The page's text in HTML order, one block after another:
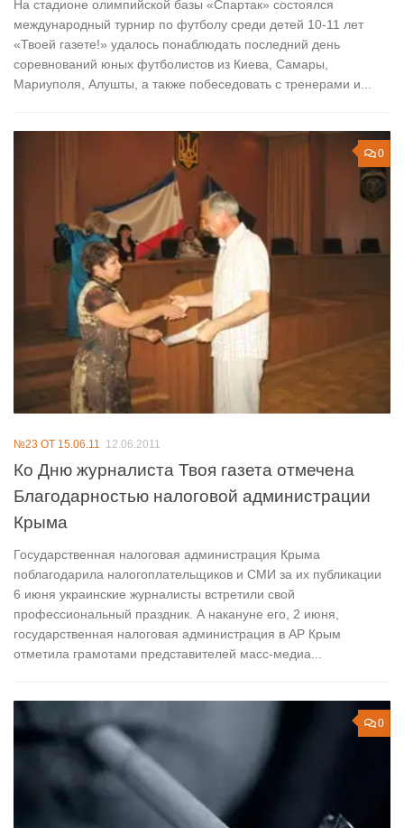
На стадионе олимпийской базы «Спартак» состоялся
международный турнир по футболу среди детей 10-11 лет
«Твоей газете!» удалось понаблюдать последний день
соревнований юных футболистов из Киева, Самары,
Мариуполя, Алушты, а также побеседовать с тренерами и...
0
№23 ОТ 15.06.11 12.06.2011
Ко Дню журналиста Твоя газета отмечена
Благодарностью налоговой администрации
Крыма
Государственная налоговая администрация Крыма
поблагодарила налогоплательщиков и СМИ за их публикации
6 июня украинские журналисты встретили свой
профессиональный праздник. А накануне его, 2 июня,
государственная налоговая администрация в АР Крым
отметила грамотами представителей масс-медиа...
0